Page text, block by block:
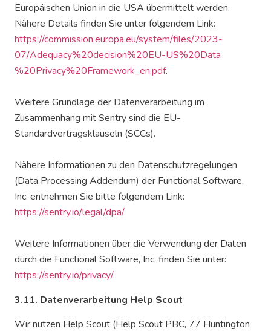
Europäischen Union in die USA übermittelt werden.
Nähere Details finden Sie unter folgendem Link:
https://commission.europa.eu/system/files/2023-
07/Adequacy%20decision%20EU-US%20Data
%20Privacy%20Framework_en.pdf.
Weitere Grundlage der Datenverarbeitung im
Zusammenhang mit Sentry sind die EU-
Standardvertragsklauseln (SCCs).
Nähere Informationen zu den Datenschutzregelungen
(Data Processing Addendum) der Functional Software,
Inc. entnehmen Sie bitte folgendem Link:
https://sentry.io/legal/dpa/
Weitere Informationen über die Verwendung der Daten
durch die Functional Software, Inc. finden Sie unter:
https://sentry.io/privacy/
3.11. Datenverarbeitung Help Scout
Wir nutzen Help Scout (Help Scout PBC, 77 Huntington